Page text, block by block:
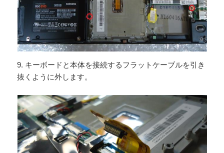
9. キーボードと本体を接続するフラットケーブルを引き
抜くように外します。